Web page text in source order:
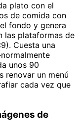
plato con el
de comida con
fondo y genera
las plataformas de
Cuesta una
unos 90
renovar un menú
cada vez que
de